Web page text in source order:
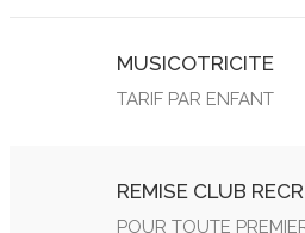
MUSICOTRICITE
TARIF PAR ENFANT
REMISE CLUB
POUR TOUTE